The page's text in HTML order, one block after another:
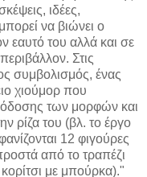
ιδέες,
να βιώνει ο
εαυτό του αλλά και σε
Στις
συμβολισμός, ένας
χιούμορ που
των μορφών και
ρίζα του (βλ. το έργο
12 φιγούρες
από το τραπέζι
κορίτσι με μπούρκα)."